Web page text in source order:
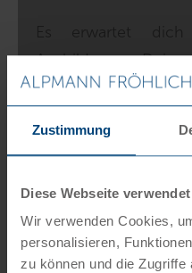
Zustimmung
Diese Webseite
Wir verwenden Cookies,
personalisieren,
zu können und die
Ausbildung.
bestehen zum Teil
Mitarbeiter
deinen
Aufgaben. Ob du zu